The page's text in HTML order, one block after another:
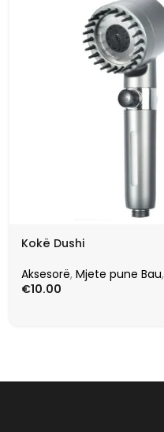
Kokë Dushi
Aksesorë, Mjete pune Bau,
€10.00